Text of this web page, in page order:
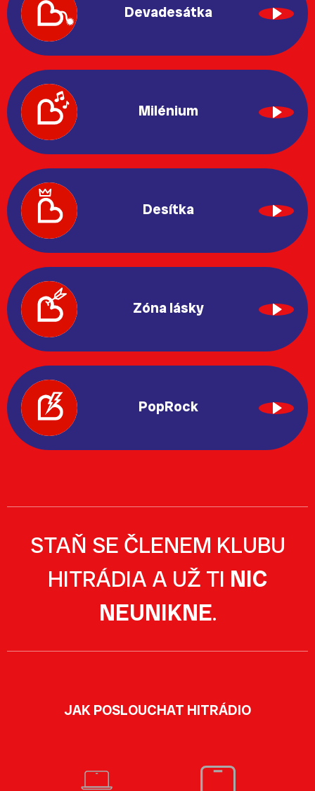
Devadesátka
Milénium
Desítka
Zóna lásky
PopRock
STAŇ SE ČLENEM KLUBU
HITRÁDIA A UŽ TI NIC
NEUNIKNE.
JAK POSLOUCHAT HITRÁDIO